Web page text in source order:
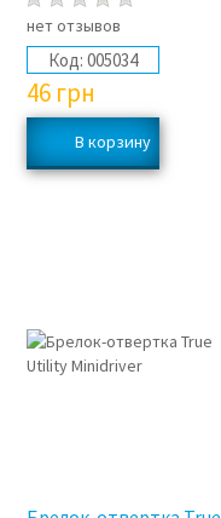
нет отзывов
Код: 005034
46 грн